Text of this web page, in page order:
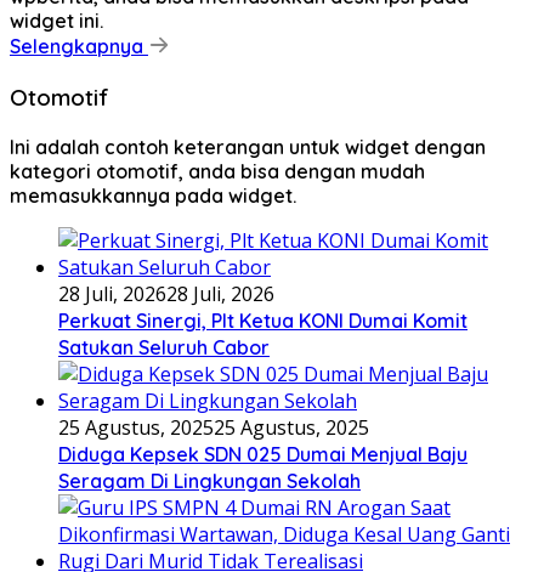
widget ini.
Selengkapnya
Otomotif
Ini adalah contoh keterangan untuk widget dengan
kategori otomotif, anda bisa dengan mudah
memasukkannya pada widget.
28 Juli, 202628 Juli, 2026
Perkuat Sinergi, Plt Ketua KONI Dumai Komit
Satukan Seluruh Cabor
25 Agustus, 202525 Agustus, 2025
Diduga Kepsek SDN 025 Dumai Menjual Baju
Seragam Di Lingkungan Sekolah